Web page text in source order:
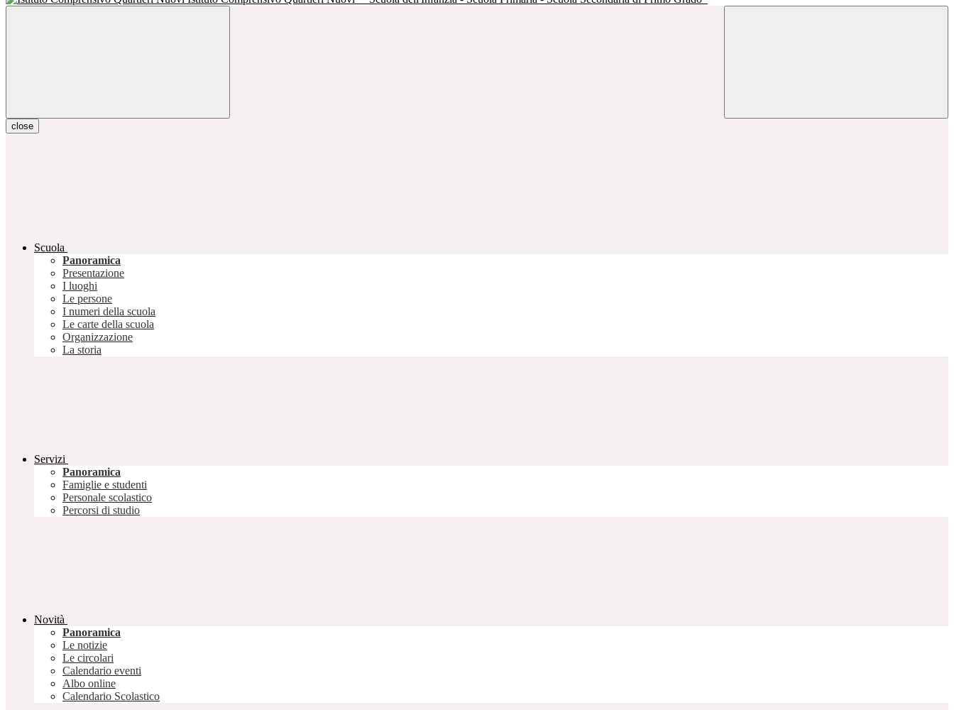
close
Scuola
Panoramica
Presentazione
I luoghi
Le persone
I numeri della scuola
Le carte della scuola
Organizzazione
La storia
Servizi
Panoramica
Famiglie e studenti
Personale scolastico
Percorsi di studio
Novità
Panoramica
Le notizie
Le circolari
Calendario eventi
Albo online
Calendario Scolastico